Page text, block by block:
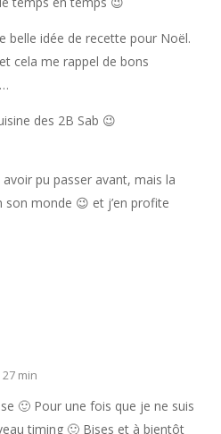
belle idée de recette pour Noël.
cela me rappel de bons
des 2B Sab 😉
pu passer avant, mais la
monde 😉 et j’en profite
min
🙂 Pour une fois que je ne suis
timing 🙂 Bises et à bientôt